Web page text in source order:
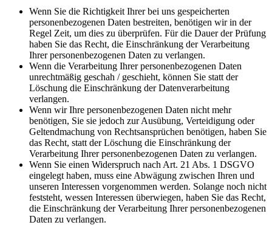
Wenn Sie die Richtigkeit Ihrer bei uns gespeicherten
personenbezogenen Daten bestreiten, benötigen wir in der
Regel Zeit, um dies zu überprüfen. Für die Dauer der Prüfung
haben Sie das Recht, die Einschränkung der Verarbeitung
Ihrer personenbezogenen Daten zu verlangen.
Wenn die Verarbeitung Ihrer personenbezogenen Daten
unrechtmäßig geschah / geschieht, können Sie statt der
Löschung die Einschränkung der Datenverarbeitung
verlangen.
Wenn wir Ihre personenbezogenen Daten nicht mehr
benötigen, Sie sie jedoch zur Ausübung, Verteidigung oder
Geltendmachung von Rechtsansprüchen benötigen, haben Sie
das Recht, statt der Löschung die Einschränkung der
Verarbeitung Ihrer personenbezogenen Daten zu verlangen.
Wenn Sie einen Widerspruch nach Art. 21 Abs. 1 DSGVO
eingelegt haben, muss eine Abwägung zwischen Ihren und
unseren Interessen vorgenommen werden. Solange noch nicht
feststeht, wessen Interessen überwiegen, haben Sie das Recht,
die Einschränkung der Verarbeitung Ihrer personenbezogenen
Daten zu verlangen.